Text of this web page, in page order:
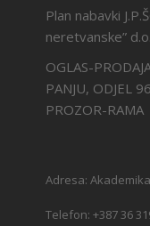
Plan nabavki
neretvanske”
OGLAS-
PANJU, ODJEL
PROZOR-RAMA
Adresa:
Telefon: +387 36